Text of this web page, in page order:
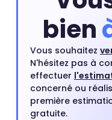
bien
Vous souhaitez
N'hésitez pas à
effectuer
concerné ou
première
gratuite.